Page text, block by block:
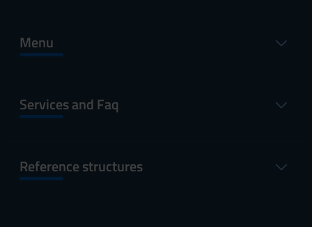
Menu
Services and Faq
Reference structures